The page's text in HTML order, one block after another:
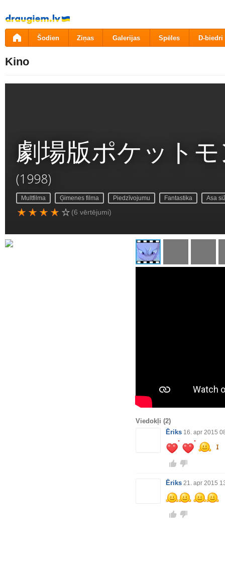
Pāriet
uz
saturu
Šodien Ziņas Galerijas Spēles D-biedri
Kino
劇場版ポケット
(1998)
Multfilma Ģimenes filma Piedzīvojumu Fantastika Asa
(6 vērtējumi)
Viedokļi (2)
Ēriks 16. apr 2015
Ēriks 21. apr 2015